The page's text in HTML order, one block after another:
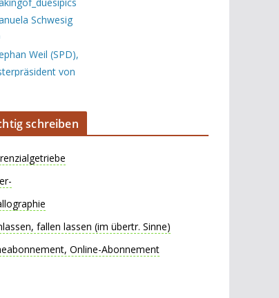
schreiben
fallen lassen (im übertr. Sinne)
Online-Abonnement